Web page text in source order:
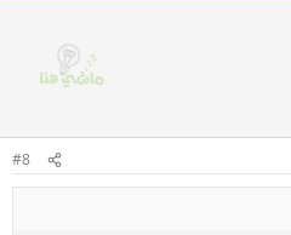
#8